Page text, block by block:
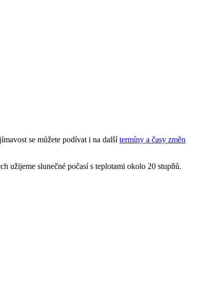
se můžete podívat i na dalšítermíny a časy změn
užijeme slunečné počasí s teplotami okolo 20 stupňů.